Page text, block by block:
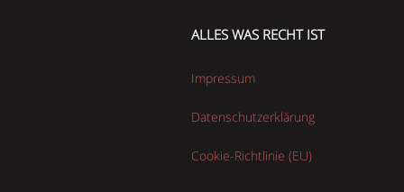
ALLES WAS RECHT IST
Impressum
Datenschutzerklärung
Cookie-Richtlinie (EU)